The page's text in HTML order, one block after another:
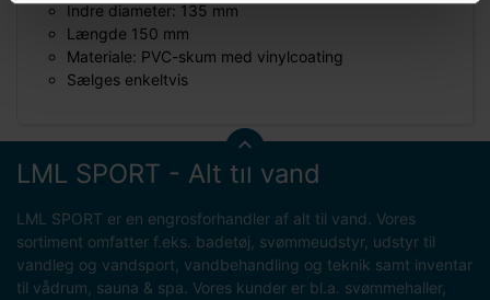
Indre diameter: 135 mm
Længde 150 mm
Materiale: PVC-skum med vinylcoating
Sælges enkeltvis
LML SPORT - Alt til vand
LML SPORT er en engrosforhandler af alt til vand. Vores
sortiment omfatter f.eks. badetøj, svømmeudstyr, udstyr til
vandleg og vandsport, vandbehandling og teknik samt inventar
til vådrum, sauna & spa. Vores kunder er bl.a. svømmehaller,